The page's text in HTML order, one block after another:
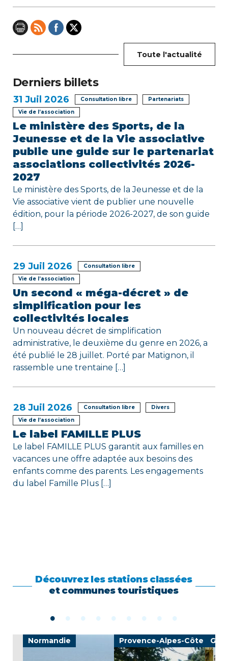
o
n
d
e
l
’
a
r
t
i
c
l
Toute l'actualité
Derniers billets
31 Juil 2026 Consultation libre
Partenariats
Vie de l’association
Le ministère des Sports, de la
Jeunesse et de la Vie associative
publie une guide sur le partenariat
associations collectivités 2026-
2027
Le ministère des Sports, de la Jeunesse et de la
Vie associative vient de publier une nouvelle
édition, pour la période 2026-2027, de son guide
[…]
29 Juil 2026
Consultation libre
Vie de l’association
Un second « méga-décret » de
simplification pour les
collectivités locales
Un nouveau décret de simplification
administrative, le deuxième du genre en 2026, a
été publié le 28 juillet. Porté par Matignon, il
rassemble une trentaine […]
28 Juil 2026 Consultation libre
Divers
Vie de l’association
Le label FAMILLE PLUS
Le label FAMILLE PLUS garantit aux familles en
vacances une offre adaptée aux besoins des
enfants comme des parents. Les engagements
du label Famille Plus […]
Découvrez les stations classées
et communes touristiques
Normandie Provence-Alpes-Côte